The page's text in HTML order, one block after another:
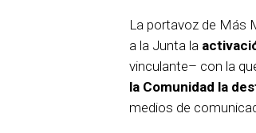
La portavoz de Más
a la Junta la
vinculante– con la
la Comunidad la
medios de